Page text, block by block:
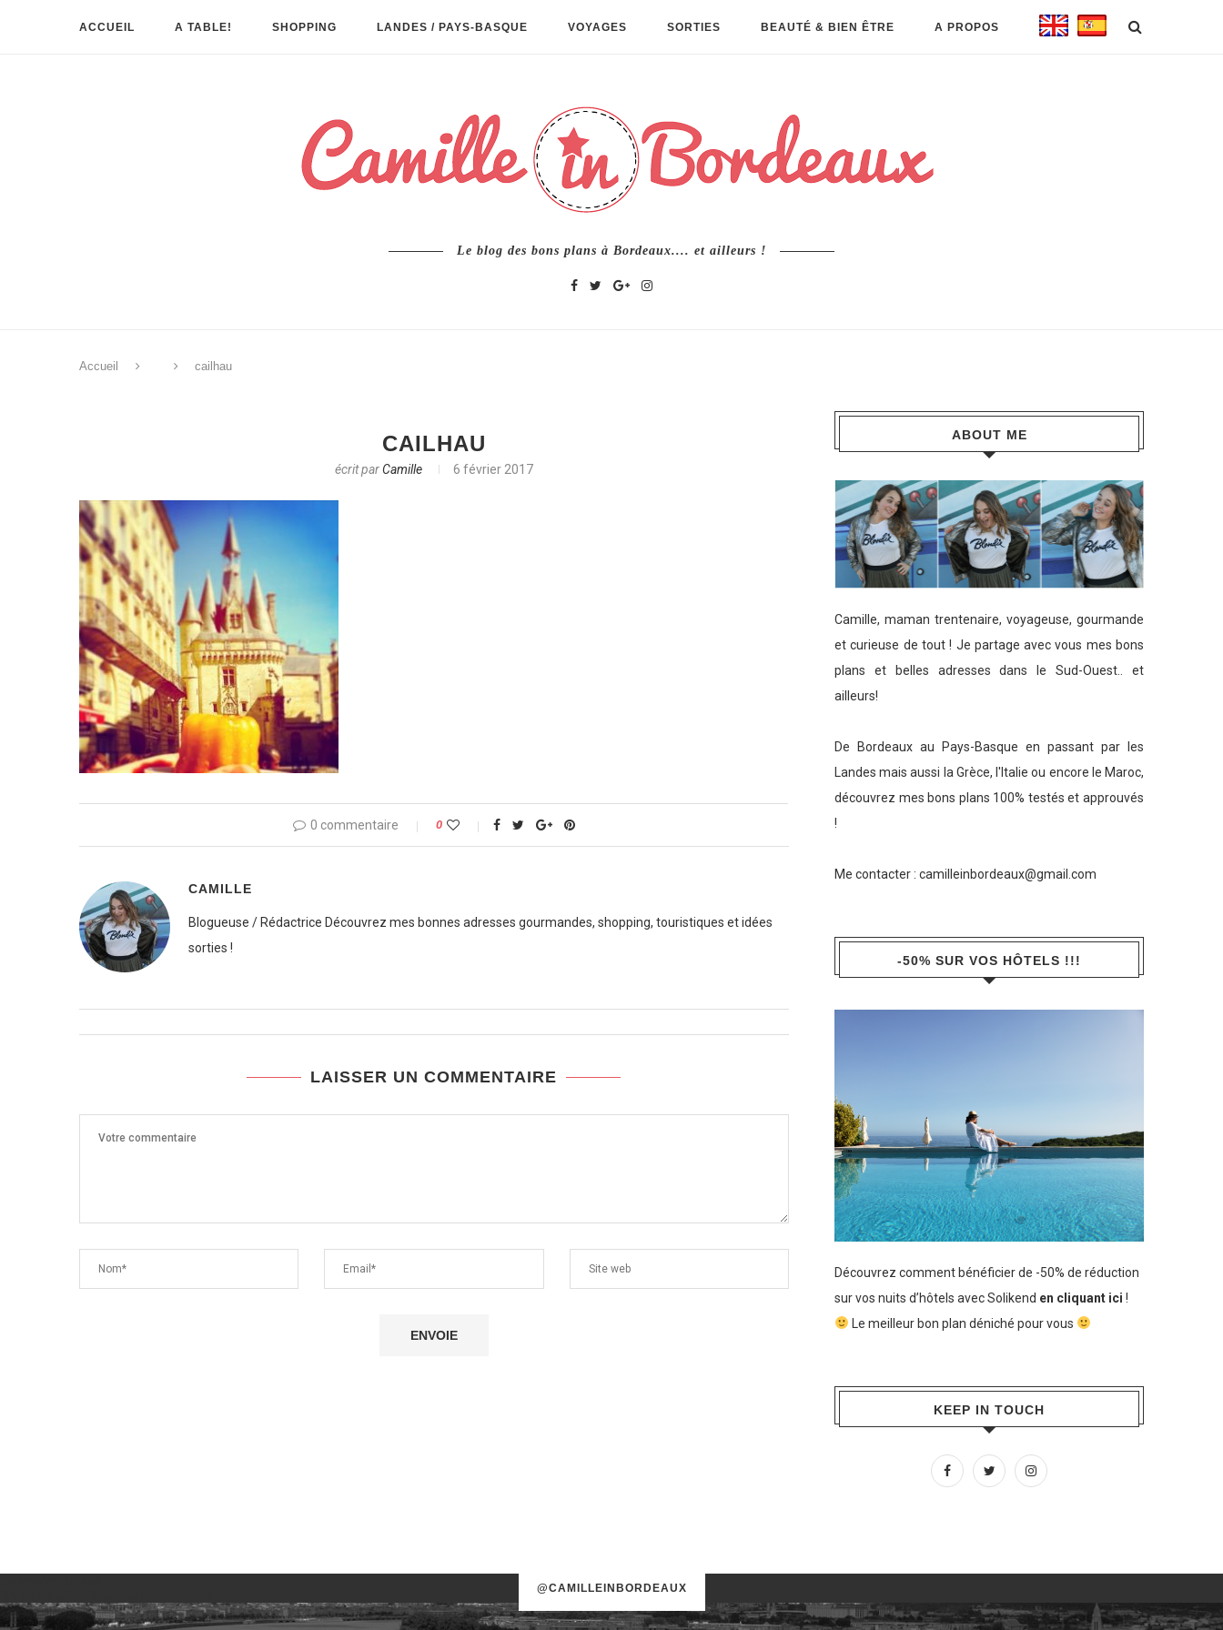
ACCUEIL A TABLE! SHOPPING LANDES / PAYS-BASQUE VOYAGES SORTIES BEAUTÉ & BIEN ÊTRE A PROPOS
Le blog des bons plans à Bordeaux.... et ailleurs !
Accueil cailhau
CAILHAU
écrit parCamille 6 février 2017
0 commentaire 0
CAMILLE
Blogueuse / Rédactrice Découvrez mes bonnes adresses gourmandes, shopping, touristiques et idées
sorties !
LAISSER UN COMMENTAIRE
ABOUT ME
Camille, maman trentenaire, voyageuse, gourmande
et curieuse de tout ! Je partage avec vous mes bons
plans et belles adresses dans le Sud-Ouest.. et
ailleurs!
De Bordeaux au Pays-Basque en passant par les
Landes mais aussi la Grèce, l'Italie ou encore le Maroc,
découvrez mes bons plans 100% testés et approuvés
!
Me contacter : camilleinbordeaux@gmail.com
-50% SUR VOS HÔTELS !!!
Découvrez comment bénéficier de -50% de réduction
sur vos nuits d’hôtels avec Solikend en cliquant ici !
Le meilleur bon plan déniché pour vous
KEEP IN TOUCH
@CAMILLEINBORDEAUX